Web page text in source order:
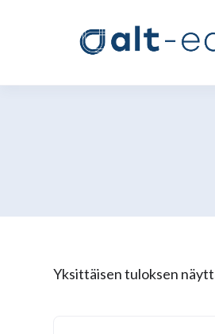
Yksittäisen tuloksen